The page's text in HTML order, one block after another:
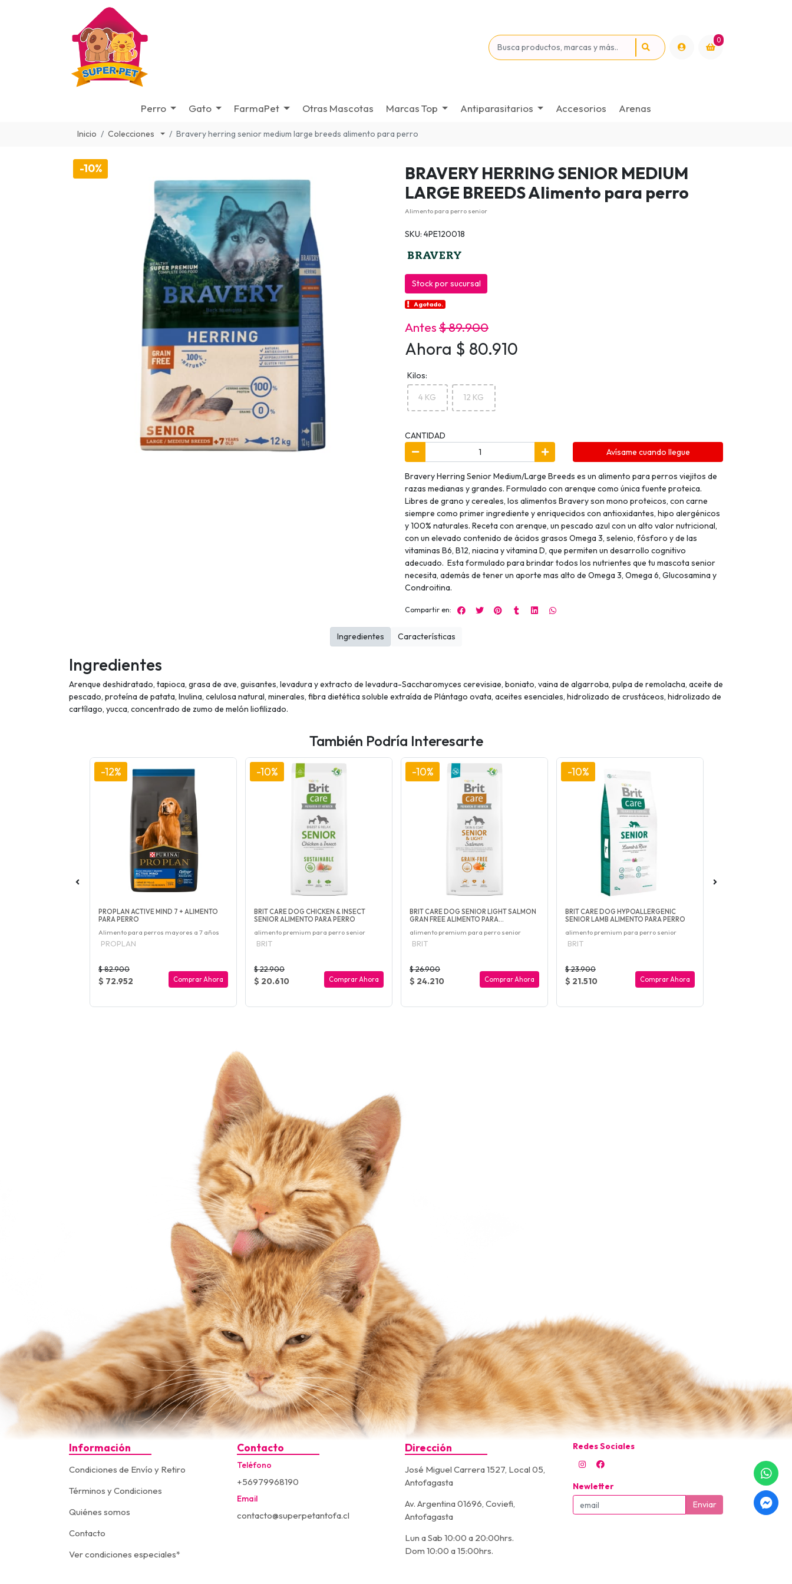
0
Perro Gato FarmaPet Otras Mascotas Marcas Top Antiparasitarios Accesorios Arenas
Inicio Colecciones Bravery herring senior medium large breeds alimento para perro
-10%
BRAVERY HERRING SENIOR MEDIUM
LARGE BREEDS Alimento para perro
Alimento para perro senior
SKU: 4PE120018
Stock por sucursal
Agotado.
Antes$ 89.900
Ahora $ 80.910
Kilos:
4 KG 12 KG
CANTIDAD
Avísame cuando llegue
Bravery Herring Senior Medium/Large Breeds es un alimento para perros viejitos de
razas medianas y grandes. Formulado con arenque como única fuente proteica.
Libres de grano y cereales, los alimentos Bravery son mono proteicos, con carne
siempre como primer ingrediente y enriquecidos con antioxidantes, hipo alergénicos
y 100% naturales. Receta con arenque, un pescado azul con un alto valor nutricional,
con un elevado contenido de ácidos grasos Omega 3, selenio, fósforo y de las
vitaminas B6, B12, niacina y vitamina D, que permiten un desarrollo cognitivo
adecuado. Esta formulado para brindar todos los nutrientes que tu mascota senior
necesita, además de tener un aporte mas alto de Omega 3, Omega 6, Glucosamina y
Condroitina.
Compartir en:
Ingredientes
Arenque deshidratado, tapioca, grasa de ave, guisantes, levadura y extracto de levadura-Saccharomyces cerevisiae, boniato, vaina de algarroba, pulpa de remolacha, aceite de
pescado, proteína de patata, Inulina, celulosa natural, minerales, fibra dietética soluble extraída de Plántago ovata, aceites esenciales, hidrolizado de crustáceos, hidrolizado de
cartílago, yucca, concentrado de zumo de melón liofilizado.
Ingredientes Características
También Podría Interesarte
-12%
PROPLAN ACTIVE MIND 7 + ALIMENTO
PARA PERRO
Alimento para perros mayores a 7 años
PROPLAN
$ 82.900
$ 72.952 Comprar Ahora
-10%
BRIT CARE DOG CHICKEN & INSECT
SENIOR ALIMENTO PARA PERRO
alimento premium para perro senior
BRIT
$ 22.900
$ 20.610 Comprar Ahora
-10%
BRIT CARE DOG SENIOR LIGHT SALMON
GRAN FREE ALIMENTO PARA...
alimento premium para perro senior
BRIT
$ 26.900
$ 24.210 Comprar Ahora
-10%
BRIT CARE DOG HYPOALLERGENIC
SENIOR LAMB ALIMENTO PARA PERRO
alimento premium para perro senior
BRIT
$ 23.900
$ 21.510 Comprar Ahora
Información
Condiciones de Envío y Retiro
Términos y Condiciones
Quiénes somos
Contacto
Ver condiciones especiales*
Contacto
Teléfono
+56979968190
Email
contacto@superpetantofa.cl
Dirección
José Miguel Carrera 1527, Local 05,
Antofagasta
Av. Argentina 01696, Coviefi,
Antofagasta
Lun a Sab 10:00 a 20:00hrs.
Dom 10:00 a 15:00hrs.
Redes Sociales
Newletter
Enviar